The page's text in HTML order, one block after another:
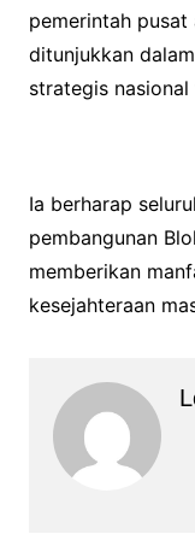
pemerintah
ditunjukkan
strategis nasional
Ia berharap
pembangunan
memberikan
kesejahteraan